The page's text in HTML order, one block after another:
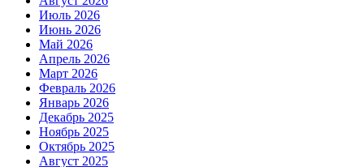
Июль 2026
Июнь 2026
Май 2026
Апрель 2026
Март 2026
Февраль 2026
Январь 2026
Декабрь 2025
Ноябрь 2025
Октябрь 2025
Август 2025